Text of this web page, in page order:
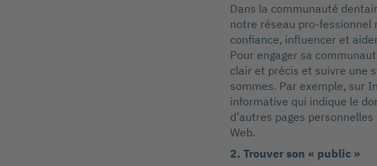
Dans la communauté
notre réseau pro-
conﬁance, inﬂuencer et
Pour engager sa
clair et précis et suivre une
sommes. Par exemple, sur
informative qui indique le
d’autres pages
Web.
2. Trouver son « public »